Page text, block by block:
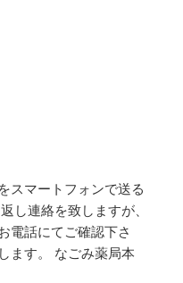
スマートフォンで送る
し連絡を致しますが、
電話にてご確認下さ
ます。 なごみ薬局本